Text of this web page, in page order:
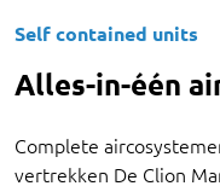
Self contained units
Alles-in-één
Complete
vertrekken De Clion